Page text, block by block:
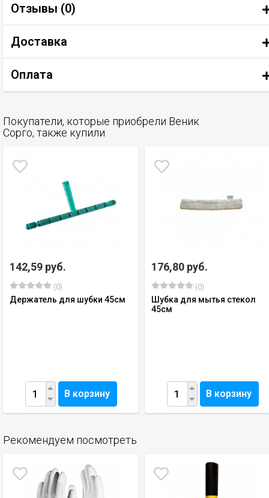
Отзывы (0)
Доставка
Оплата
Покупатели, которые приобрели Веник
Сорго, также купили
142,59 руб.
(0)
Держатель для шубки 45см
В корзину
176,80 руб.
(0)
Шубка для мытья стекол
45см
В корзину
Рекомендуем посмотреть